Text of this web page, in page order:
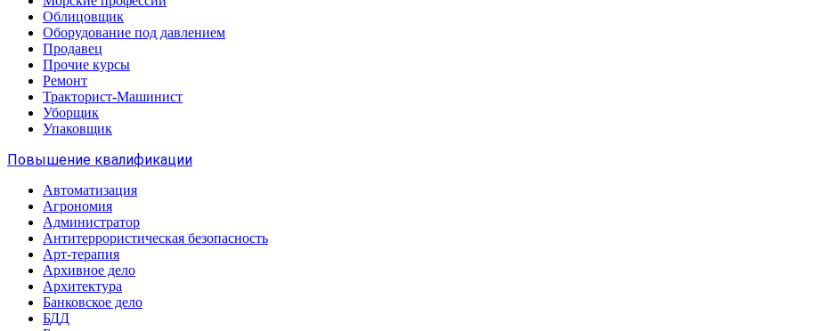
Облицовщик
Оборудование под давлением
Продавец
Прочие курсы
Ремонт
Тракторист-Машинист
Уборщик
Упаковщик
Повышение квалификации
Автоматизация
Агрономия
Администратор
Антитеррористическая безопасность
Арт-терапия
Архивное дело
Архитектура
Банковское дело
БДД